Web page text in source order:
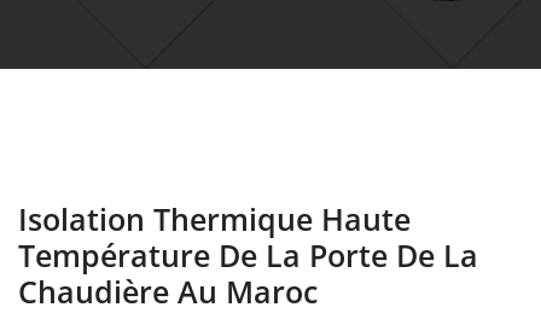
Isolation Thermique Haute
Température De La Porte De La
Chaudière Au Maroc